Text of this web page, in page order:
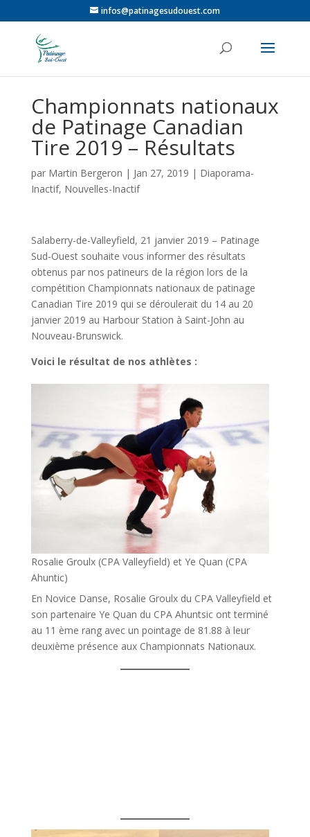
infos@patinagesudouest.com
Championnats nationaux
de Patinage Canadian
Tire 2019 – Résultats
par Martin Bergeron | Jan 27, 2019 | Diaporama-
Inactif, Nouvelles-Inactif
Salaberry-de-Valleyfield, 21 janvier 2019 – Patinage
Sud-Ouest souhaite vous informer des résultats
obtenus par nos patineurs de la région lors de la
compétition Championnats nationaux de patinage
Canadian Tire 2019 qui se déroulerait du 14 au 20
janvier 2019 au Harbour Station à Saint-John au
Nouveau-Brunswick.
Voici le résultat de nos athlètes :
Rosalie Groulx (CPA Valleyfield) et Ye Quan (CPA
Ahuntic)
En Novice Danse, Rosalie Groulx du CPA Valleyfield et
son partenaire Ye Quan du CPA Ahuntsic ont terminé
au 11 ème rang avec un pointage de 81.88 à leur
deuxième présence aux Championnats Nationaux.